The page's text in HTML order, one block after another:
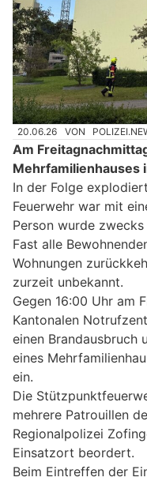
20.06.26 VON
Am
Mehrfamilienhauses
In der Folge
Feuerwehr war mit
Person wurde
Fast alle
Wohnungen
zurzeit unbekannt.
Gegen 16:00 Uhr am
Kantonalen
einen Brandausbruch
eines
ein.
Die
mehrere Patrouillen
Regionalpolizei
Einsatzort beordert.
Beim Eintreffen der